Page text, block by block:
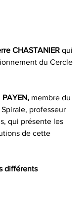
CHASTANIER qui
du Cercle
membre du
professeur
qui présente les
de cette
différents